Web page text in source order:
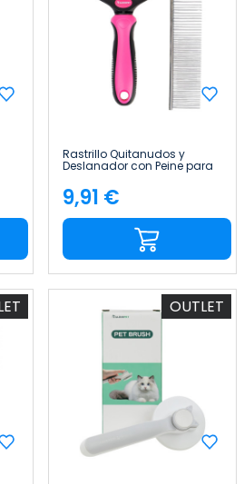
Rastrillo Quitanudos y
Deslanador con Peine para
Perros y Gatos 9+17 Dientes
Redondeados Glückpet
Precio
9,91 €
OUTLET